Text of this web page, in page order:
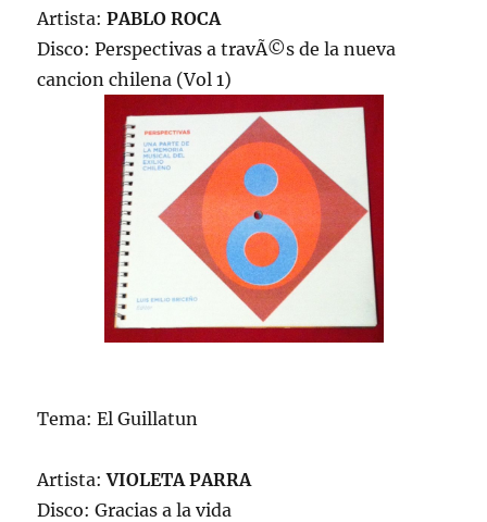
Artista:PABLO ROCA
Disco: Perspectivas a travÃ©s de la nueva
cancion chilena (Vol 1)
Tema: El Guillatun
Artista:VIOLETA PARRA
Disco: Gracias a la vida